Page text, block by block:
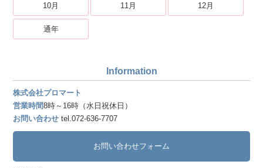
10月 11月 12月
通年
Information
株式会社プロマート
営業時間8時～16時（水日祝休日）
お問い合わせ tel.072-636-7707
お問い合わせフォーム